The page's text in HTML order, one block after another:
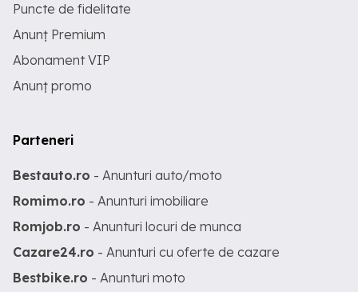
Puncte de fidelitate
Anunț Premium
Abonament VIP
Anunț promo
Parteneri
Bestauto.ro - Anunturi auto/moto
Romimo.ro - Anunturi imobiliare
Romjob.ro - Anunturi locuri de munca
Cazare24.ro - Anunturi cu oferte de cazare
Bestbike.ro - Anunturi moto